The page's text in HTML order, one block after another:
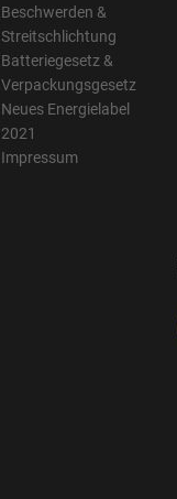
Beschwerden &
Streitschlichtung
Batteriegesetz &
Verpackungsgesetz
Neues Energielabel
2021
Impressum